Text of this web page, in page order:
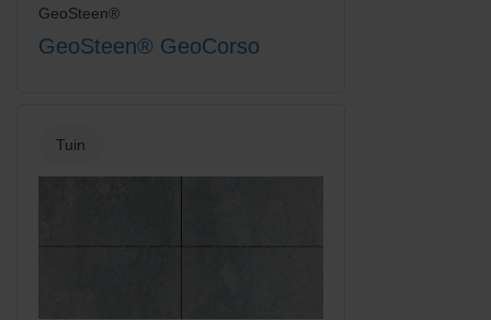
GeoSteen®
GeoSteen® GeoCorso
Tuin